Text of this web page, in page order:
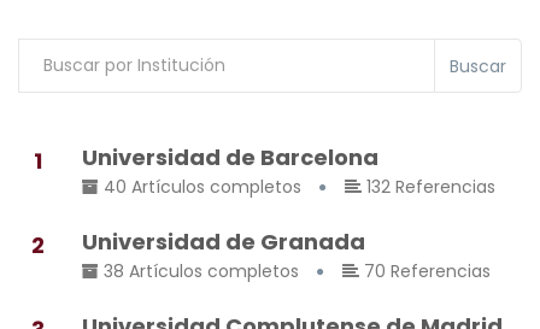
Buscar
1 Universidad de Barcelona
40 Artículos completos 132 Referencias
2 Universidad de Granada
38 Artículos completos 70 Referencias